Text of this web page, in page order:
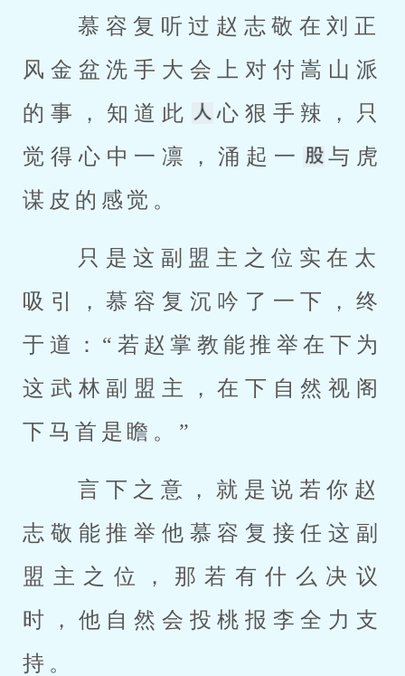
风金盆洗手大会上对付嵩山派
的事，知道此
心狠手辣，只
觉得心中一凛，涌起一
与虎
谋皮的感觉。
吸引，慕容复沉吟了一下，终
于道：“若赵掌教能推举在下为
这武林副盟主，在下自然视阁
下马首是瞻。”
志敬能推举他慕容复接任这副
盟主之位，那若有什么决议
时，他自然会投桃报李全力支
持。